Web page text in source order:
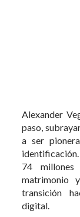
Alexander
paso,
a ser
74 millones
matrimonio
transición
digital.